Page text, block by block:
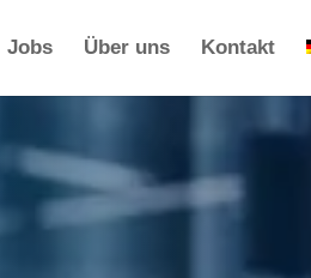
Jobs Über uns Kontakt